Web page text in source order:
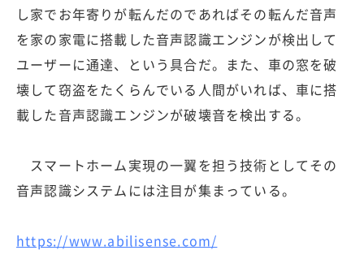
し家でお年寄りが転んだのであればその転んだ音声
を家の家電に搭載した音声認識エンジンが検出して
ユーザーに通達、という具合だ。また、車の窓を破
壊して窃盗をたくらんでいる人間がいれば、車に搭
載した音声認識エンジンが破壊音を検出する。
スマートホーム実現の一翼を担う技術としてその
音声認識システムには注目が集まっている。
https://www.abilisense.com/